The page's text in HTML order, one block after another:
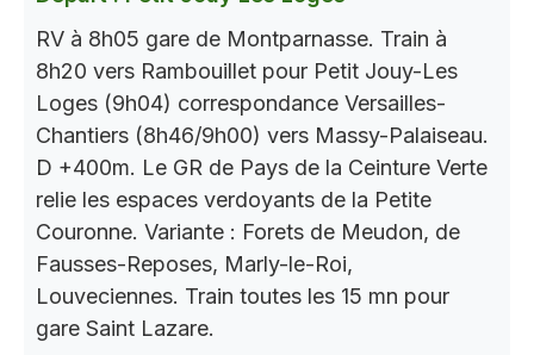
RV à 8h05 gare de Montparnasse. Train à
8h20 vers Rambouillet pour Petit Jouy-Les
Loges (9h04) correspondance Versailles-
Chantiers (8h46/9h00) vers Massy-Palaiseau.
D +400m. Le GR de Pays de la Ceinture Verte
relie les espaces verdoyants de la Petite
Couronne. Variante : Forets de Meudon, de
Fausses-Reposes, Marly-le-Roi,
Louveciennes. Train toutes les 15 mn pour
gare Saint Lazare.